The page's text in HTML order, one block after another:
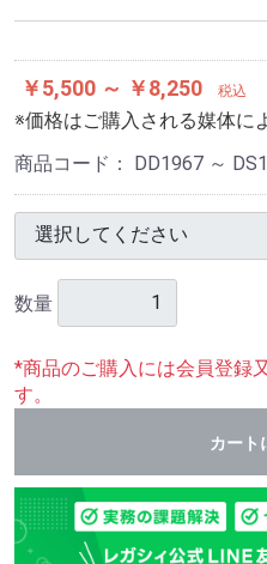
￥5,500 ～ ￥8,250 税込
※価格はご購入される媒体に
商品コード： DD1967 ～
数量
*商品のご購入には会員登録
す。
カート